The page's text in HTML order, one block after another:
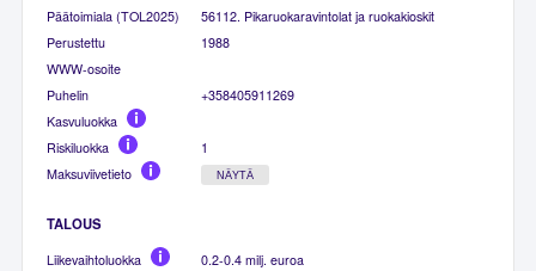
Päätoimiala (TOL2025)
56112. Pikaruokaravintolat ja ruokakioskit
Perustettu
1988
WWW-osoite
Puhelin
+358405911269
Kasvuluokka
Riskiluokka
1
Maksuviivetieto
NÄYTÄ
TALOUS
Liikevaihtoluokka
0.2-0.4 milj. euroa